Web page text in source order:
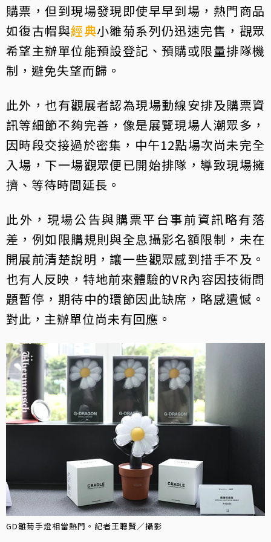
購票，但到現場發現即使早早到場，熱門商品
如復古帽與經典小雛菊系列仍迅速完售，觀眾
希望主辦單位能預設登記、預購或限量排隊機
制，避免失望而歸。
此外，也有觀展者認為現場動線安排及購票資
訊等細節不夠完善，像是展覽現場人潮眾多，
因時段交接過於密集，中午12點場次尚未完全
入場，下一場觀眾便已開始排隊，導致現場擁
擠、等待時間延長。
此外，現場公告與購票平台事前資訊略有落
差，例如限購規則與全息攝影名額限制，未在
開展前清楚說明，讓一些觀眾感到措手不及。
也有人反映，特地前來體驗的VR內容因技術問
題暫停，期待中的環節因此缺席，略感遺憾。
對此，主辦單位尚未有回應。
GD雛菊手燈相當熱門。記者王聰賢／攝影